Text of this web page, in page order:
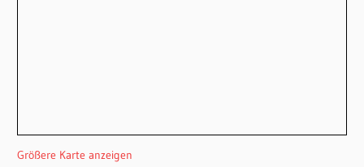
Größere Karte anzeigen